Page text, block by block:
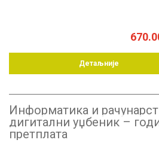
Детаљније
Информатика и
дигитални уџбеник –
претплата